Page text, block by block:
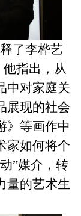
了李桦艺
他指出，从
中对家庭关
展现的社会
》等画作中
家如何将个
”媒介，转
量的艺术生